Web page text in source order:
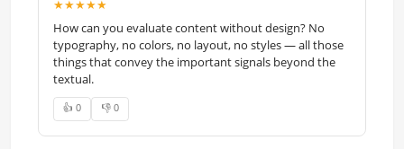
★★★★★
How can you evaluate content without design? No
typography, no colors, no layout, no styles — all those
things that convey the important signals beyond the
textual.
👍 0 👎 0